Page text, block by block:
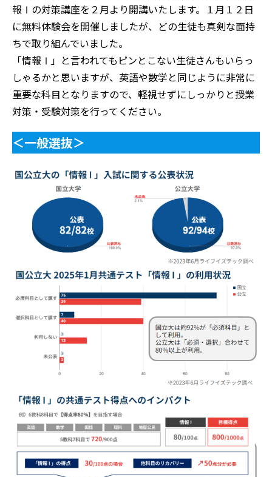
報Ⅰの対策講座を２月より開講いたします。１月１２日
に無料体験会を開催しましたが、どの生徒も真剣な面持
ちで取り組んでいました。
「情報Ⅰ」と言われてもピンとこない生徒さんもいらっ
しゃるかと思いますが、英語や数学と同じように非常に
重要な科目となりますので、軽視せずにしっかりと授業
対策・受験対策を行ってください。
＜一般選抜＞